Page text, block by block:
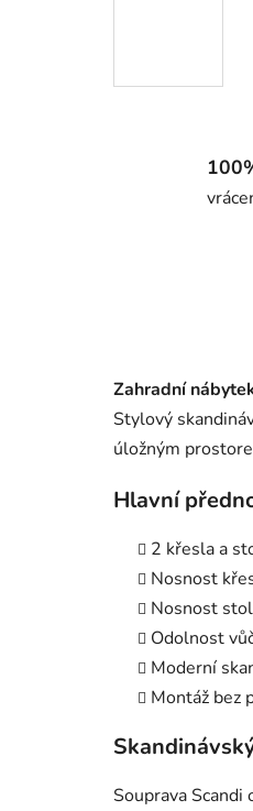
Zahradní
Stylový
úložným
Hlavní
2 křesla a
Nosnost
Nosnost
Odolnost
Moderní
Montáž bez
Souprava